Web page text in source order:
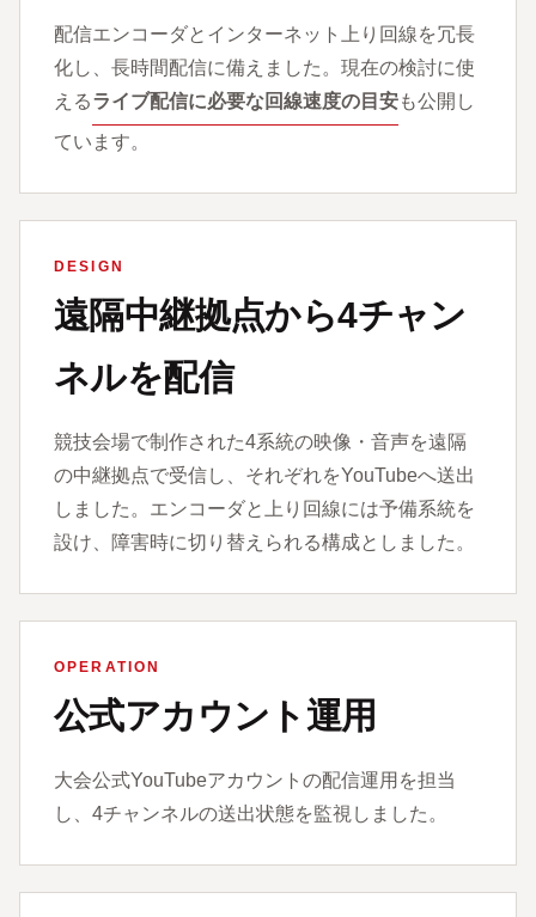
配信エンコーダとインターネット上り回線を冗長
化し、長時間配信に備えました。現在の検討に使
えるライブ配信に必要な回線速度の目安も公開し
ています。
DESIGN
遠隔中継拠点から4チャン
ネルを配信
競技会場で制作された4系統の映像・音声を遠隔
の中継拠点で受信し、それぞれをYouTubeへ送出
しました。エンコーダと上り回線には予備系統を
設け、障害時に切り替えられる構成としました。
OPERATION
公式アカウント運用
大会公式YouTubeアカウントの配信運用を担当
し、4チャンネルの送出状態を監視しました。